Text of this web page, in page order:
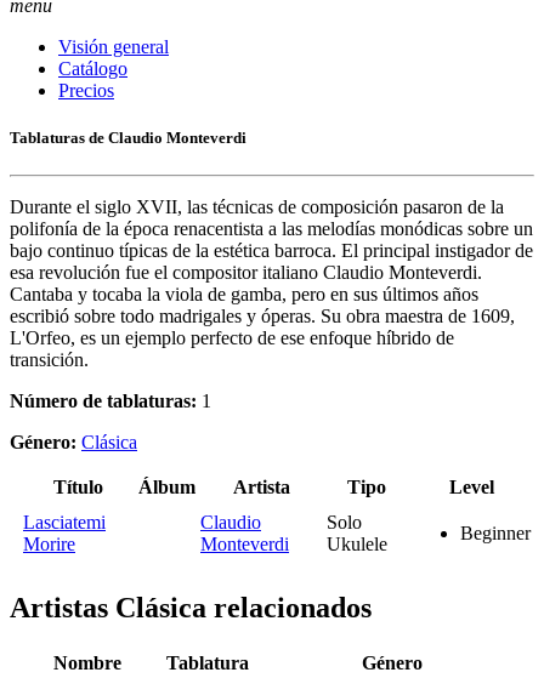
menu
Visión general
Catálogo
Precios
Tablaturas de Claudio Monteverdi
Durante el siglo XVII, las técnicas de composición pasaron de la
polifonía de la época renacentista a las melodías monódicas sobre un
bajo continuo típicas de la estética barroca. El principal instigador de
esa revolución fue el compositor italiano Claudio Monteverdi.
Cantaba y tocaba la viola de gamba, pero en sus últimos años
escribió sobre todo madrigales y óperas. Su obra maestra de 1609,
L'Orfeo, es un ejemplo perfecto de ese enfoque híbrido de
transición.
Número de tablaturas: 1
Género: Clásica
Título Álbum Artista Tipo
Level
Lasciatemi
Morire
Claudio
Monteverdi
Solo
Ukulele
Beginner
Artistas Clásica relacionados
Nombre Tablatura
Género